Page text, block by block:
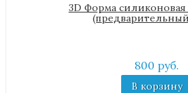
3D Форма
(предварительный
800 руб.
В корзину